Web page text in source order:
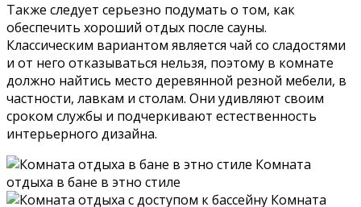
Также следует серьезно подумать о том, как
обеспечить хороший отдых после сауны.
Классическим вариантом является чай со сладостями
и от него отказываться нельзя, поэтому в комнате
должно найтись место деревянной резной мебели, в
частности, лавкам и столам. Они удивляют своим
сроком службы и подчеркивают естественность
интерьерного дизайна.
Комната
отдыха в бане в этно стиле
Комната